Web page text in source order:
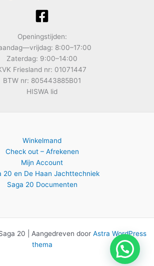
Openingstijden:
8:00–17:00
Zaterdag: 9:00–14:00
Friesland nr: 01071447
BTW nr: 805443885B01
HISWA lid
Winkelmand
Check out – Afrekenen
Mijn Account
20 en De Haan Jachttechniek
Saga 20 Documenten
20 | Aangedreven door Astra WordPress
thema